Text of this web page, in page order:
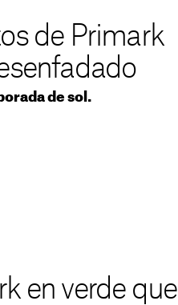
de Primark
de sol.
en verde que